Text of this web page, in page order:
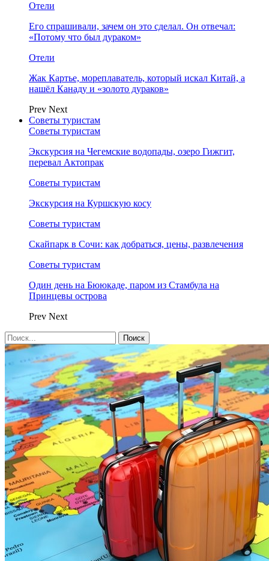
Отели
Его спрашивали, зачем он это сделал. Он отвечал:
«Потому что был дураком»
Отели
Жак Картье, мореплаватель, который искал Китай, а
нашёл Канаду и «золото дураков»
Prev Next
Советы туристам
Советы туристам
Экскурсия на Чегемские водопады, озеро Гижгит,
перевал Актопрак
Советы туристам
Экскурсия на Куршскую косу
Советы туристам
Скайпарк в Сочи: как добраться, цены, развлечения
Советы туристам
Один день на Бююкаде, паром из Стамбула на
Принцевы острова
Prev Next